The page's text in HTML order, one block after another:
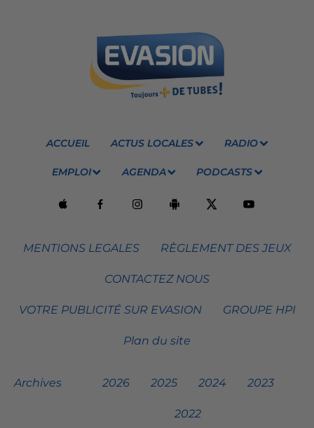
ACCUEIL ACTUS LOCALES RADIO
EMPLOI AGENDA PODCASTS
MENTIONS LEGALES RÈGLEMENT DES JEUX
CONTACTEZ NOUS
VOTRE PUBLICITÉ SUR EVASION GROUPE HPI
Plan du site
Archives 2026 2025 2024 2023
2022